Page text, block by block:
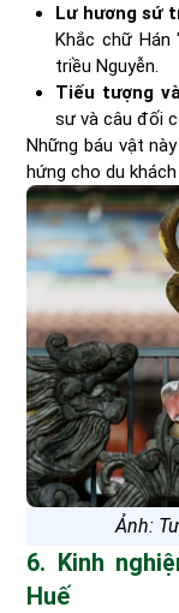
Lư hương sứ
Khắc chữ
triều Nguyễn.
Tiếu tượng
sư và câu đối
Những báu vật
hứng cho du
Ảnh:
6. Kinh
Huế